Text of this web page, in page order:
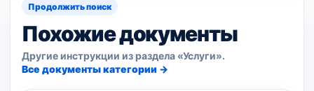
Продолжить поиск
Похожие документы
Другие инструкции из раздела «Услуги».
Все документы категории →